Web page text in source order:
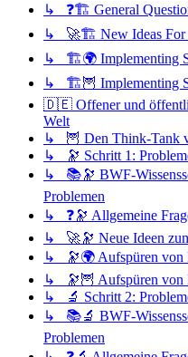
↳ ❓🏗️ General
↳ 🚀🏗️ New Ideas For
↳ 🏗️🌍 Implementing
↳ 🏗️🦉 Implementing
🇩🇪 Offener und
Welt
↳ 🦉 Den Think-Tank
↳ 🔭 Schritt 1:
↳ 📚🔭 BWF-
Problemen
↳ ❓🔭 Allgemeine
↳ 🚀🔭 Neue Ideen
↳ 🔭🌍 Aufspüren von
↳ 🔭🦉 Aufspüren von
↳ 🔬 Schritt 2:
↳ 📚🔬 BWF-
Problemen